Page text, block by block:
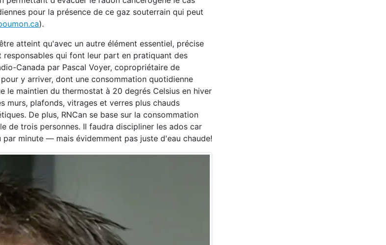
pour la présence de ce gaz souterrain qui peut
).
atteint qu'avec un autre élément essentiel, précise
qui font leur part en pratiquant des
Canada par Pascal Voyer, copropriétaire de
y arriver, dont une consommation quotidienne
le maintien du thermostat à 20 degrés Celsius en hiver
murs, plafonds, vitrages et verres plus chauds
De plus, RNCan se base sur la consommation
de trois personnes. Il faudra discipliner les ados car
minute — mais évidemment pas juste d'eau chaude!